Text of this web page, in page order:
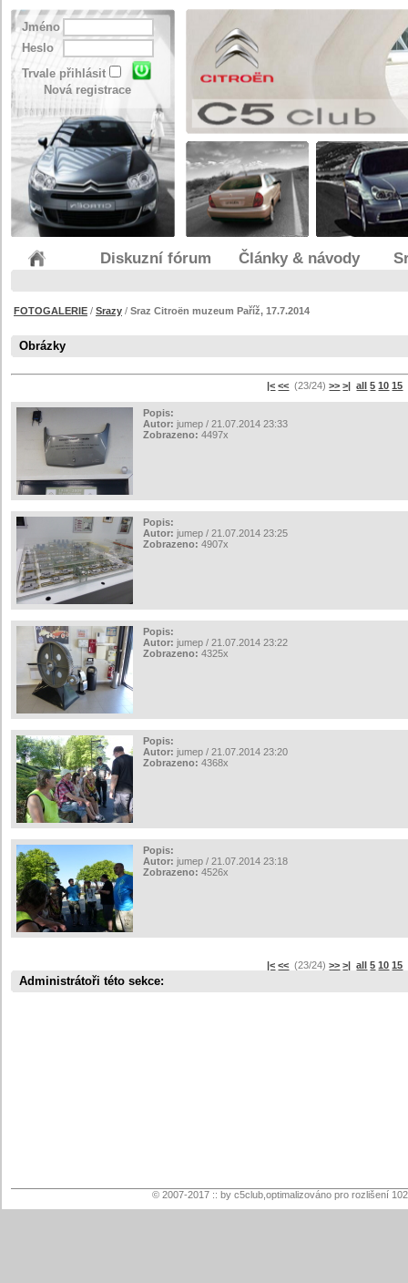
Jméno
Heslo
Trvale přihlásit
Nová registrace
Diskuzní fórum Články & návody
FOTOGALERIE / Srazy / Sraz Citroën muzeum Paříž, 17.7.2014
Obrázky
|< << (23/24)>> >| all 5 10 15
Popis:
Autor: jumep / 21.07.2014 23:33
Zobrazeno: 4497x
Popis:
Autor: jumep / 21.07.2014 23:25
Zobrazeno: 4907x
Popis:
Autor: jumep / 21.07.2014 23:22
Zobrazeno: 4325x
Popis:
Autor: jumep / 21.07.2014 23:20
Zobrazeno: 4368x
Popis:
Autor: jumep / 21.07.2014 23:18
Zobrazeno: 4526x
|< << (23/24)>> >| all 5 10 15
Administrátoři této sekce:
© 2007-2017 :: by c5club,optimalizováno pro rozlišení